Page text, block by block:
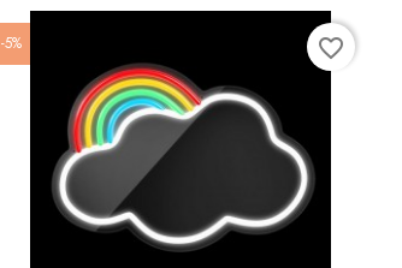
-5% favorite_border